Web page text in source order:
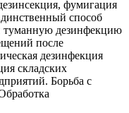
фумигация
способ
туманную дезинфекцию
после
дезинфекция
складских
Борьба с